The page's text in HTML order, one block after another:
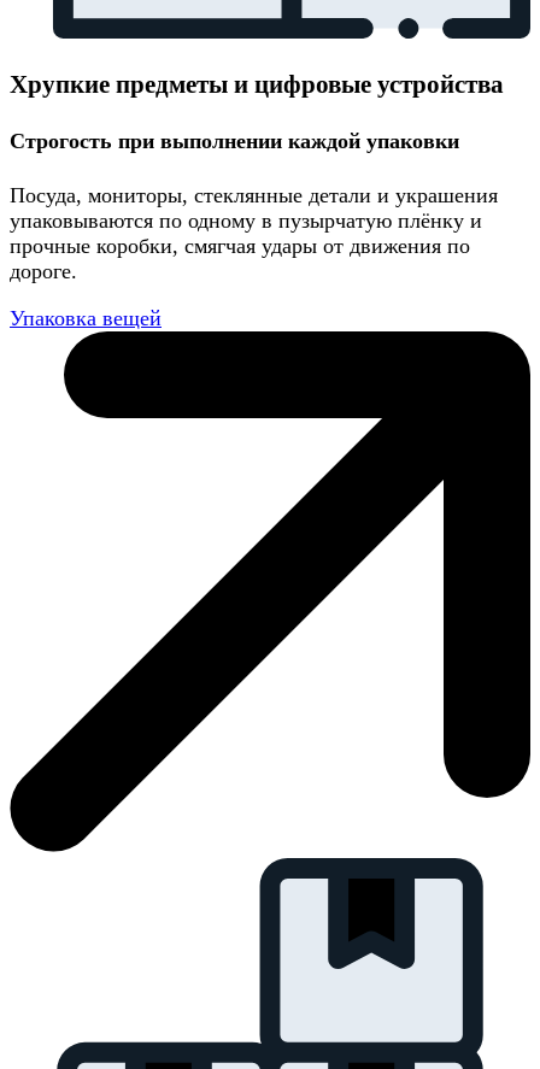
Хрупкие предметы и цифровые устройства
Строгость при выполнении каждой упаковки
Посуда, мониторы, стеклянные детали и украшения
упаковываются по одному в пузырчатую плёнку и
прочные коробки, смягчая удары от движения по
дороге.
Упаковка вещей